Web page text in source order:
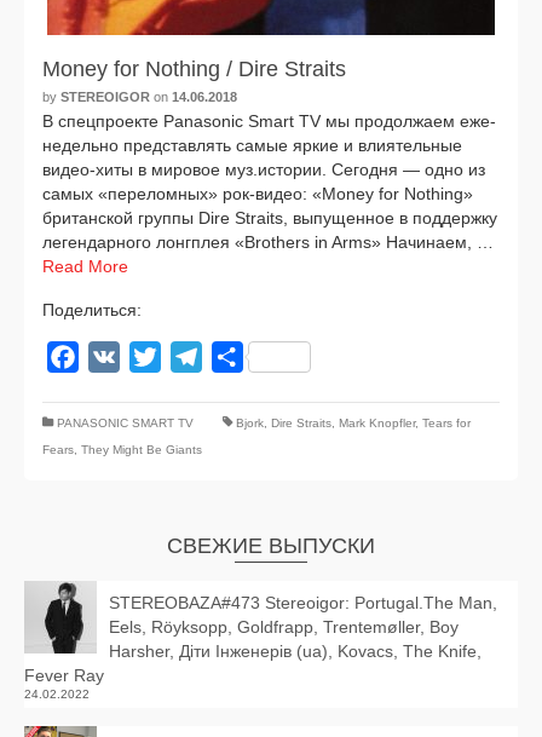
Money for Nothing / Dire Straits
by STEREOIGOR on 14.06.2018
В спец­про­ек­те Panasonic Smart TV мы про­дол­жа­ем еже­
не­дель­но пред­став­лять самые яркие и вли­я­тель­ные
видео-хиты в миро­вое муз.истории. Сегодня — одно из
самых «пере­лом­ных» рок-видео: «Money for Nothing»
бри­тан­ской груп­пы Dire Straits, выпу­щен­ное в под­держ­ку
леген­дар­но­го лонг­плея «Brothers in Arms» Начинаем, …
Read More
Поделиться:
Facebook
VK Twitter TelegramОтправить
PANASONIC SMART TV Bjork Dire Straits Mark Knopfler, Tears for
Fears They Might Be Giants
СВЕЖИЕ ВЫПУСКИ
STEREOBAZA#473 Stereoigor: Portugal.The Man,
Eels, Röyksopp, Goldfrapp, Trentemøller, Boy
Harsher, Діти Інженерів (ua), Kovacs, The Knife,
Fever Ray
24.02.2022